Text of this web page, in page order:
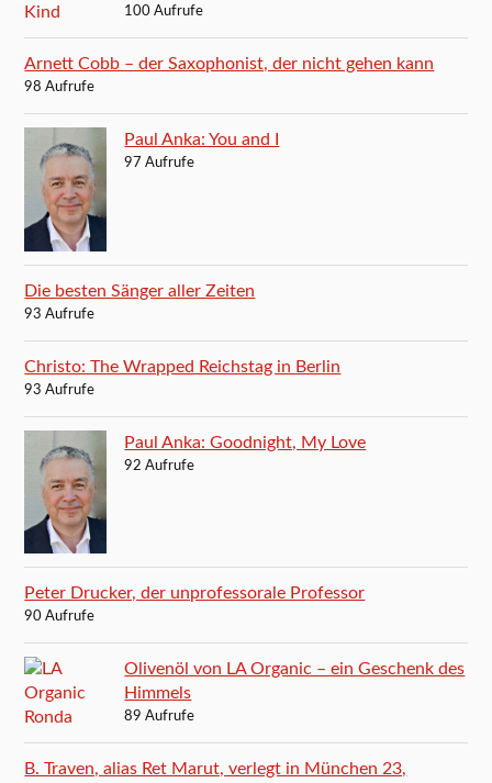
100 Aufrufe
Arnett Cobb – der Saxophonist, der nicht gehen kann
98 Aufrufe
Paul Anka: You and I
97 Aufrufe
Die besten Sänger aller Zeiten
93 Aufrufe
Christo: The Wrapped Reichstag in Berlin
93 Aufrufe
Paul Anka: Goodnight, My Love
92 Aufrufe
Peter Drucker, der unprofessorale Professor
90 Aufrufe
Olivenöl von LA Organic – ein Geschenk des
Himmels
89 Aufrufe
B. Traven, alias Ret Marut, verlegt in München 23,